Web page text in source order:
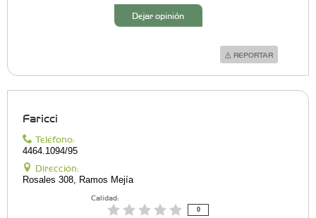
Dejar opinión
REPORTAR
Faricci
Teléfono:
4464.1094/95
Dirección:
Rosales 308, Ramos Mejía
Calidad:
0